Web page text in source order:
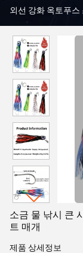
외선 강화 옥토푸스
소금 물 낚시 큰
트 매개
제품 상세정보